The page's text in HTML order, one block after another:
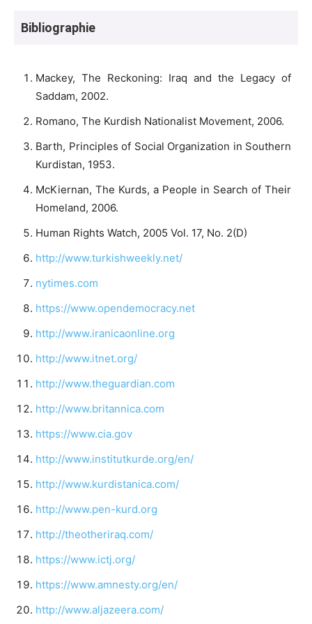
Bibliographie
Mackey, The Reckoning: Iraq and the Legacy of
Saddam, 2002.
Romano, The Kurdish Nationalist Movement, 2006.
Barth, Principles of Social Organization in Southern
Kurdistan, 1953.
McKiernan, The Kurds, a People in Search of Their
Homeland, 2006.
Human Rights Watch, 2005 Vol. 17, No. 2(D)
http://www.turkishweekly.net/
nytimes.com
https://www.opendemocracy.net
http://www.iranicaonline.org
http://www.itnet.org/
http://www.theguardian.com
http://www.britannica.com
https://www.cia.gov
http://www.institutkurde.org/en/
http://www.kurdistanica.com/
http://www.pen-kurd.org
http://theotheriraq.com/
https://www.ictj.org/
https://www.amnesty.org/en/
http://www.aljazeera.com/